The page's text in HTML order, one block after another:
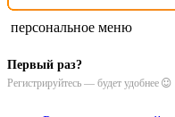
персональное меню
Первый раз?
Регистрируйтесь — будет удобнее